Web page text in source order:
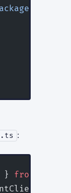
:
} from